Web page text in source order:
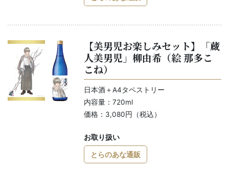
【美男児お楽しみセット】「蔵
人美男児」柳由希（絵 那多こ
こね）
日本酒＋A4タペストリー
内容量：720ml
価格：3,080円（税込）
お取り扱い
とらのあな通販